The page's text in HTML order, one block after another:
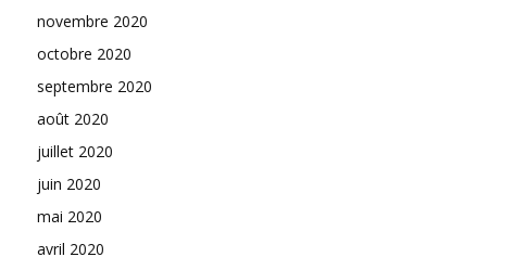
novembre 2020
octobre 2020
septembre 2020
août 2020
juillet 2020
juin 2020
mai 2020
avril 2020